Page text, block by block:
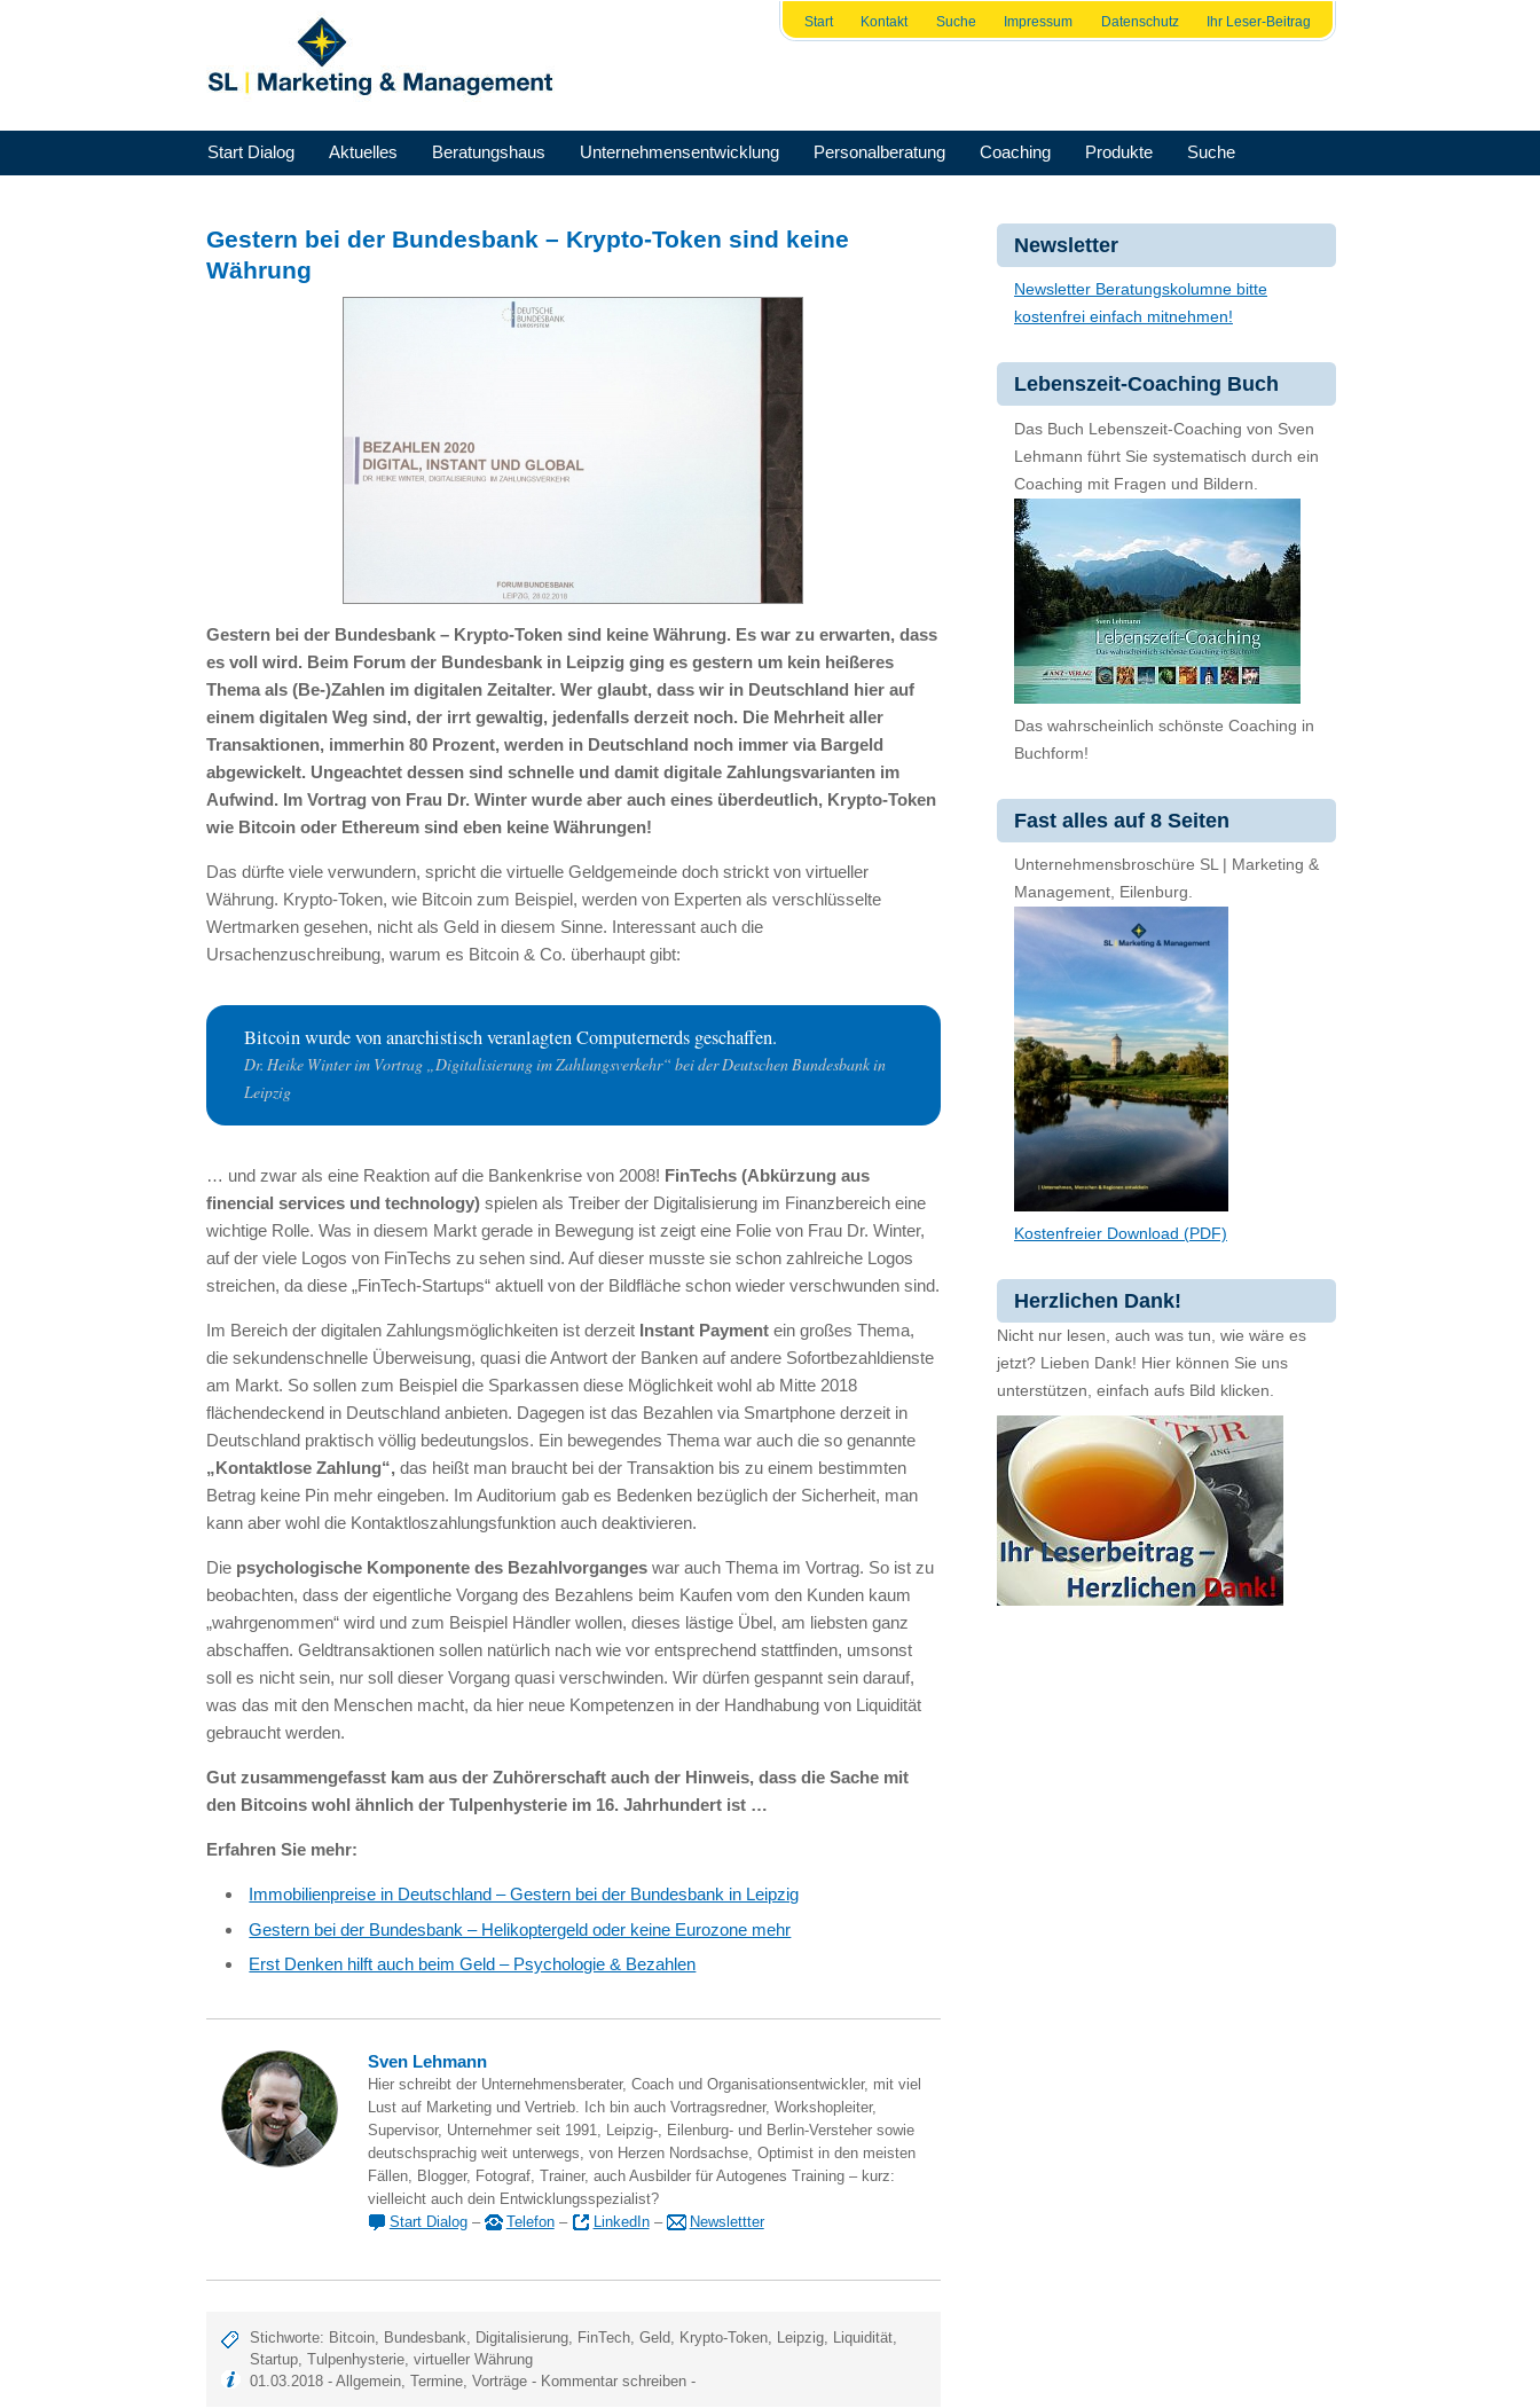
Start Kontakt Suche Impressum Datenschutz Ihr Leser-Beitrag
Start Dialog Aktuelles Beratungshaus Unternehmensentwicklung Personalberatung Coaching Produkte Suche
Gestern bei der Bundesbank – Krypto-Token sind keine
Währung
Gestern bei der Bundesbank – Krypto-Token sind keine Währung. Es war zu erwarten, dass
es voll wird. Beim Forum der Bundesbank in Leipzig ging es gestern um kein heißeres
Thema als (Be-)Zahlen im digitalen Zeitalter. Wer glaubt, dass wir in Deutschland hier auf
einem digitalen Weg sind, der irrt gewaltig, jedenfalls derzeit noch. Die Mehrheit aller
Transaktionen, immerhin 80 Prozent, werden in Deutschland noch immer via Bargeld
abgewickelt. Ungeachtet dessen sind schnelle und damit digitale Zahlungsvarianten im
Aufwind. Im Vortrag von Frau Dr. Winter wurde aber auch eines überdeutlich, Krypto-Token
wie Bitcoin oder Ethereum sind eben keine Währungen!
Das dürfte viele verwundern, spricht die virtuelle Geldgemeinde doch strickt von virtueller
Währung. Krypto-Token, wie Bitcoin zum Beispiel, werden von Experten als verschlüsselte
Wertmarken gesehen, nicht als Geld in diesem Sinne. Interessant auch die
Ursachenzuschreibung, warum es Bitcoin & Co. überhaupt gibt:
Bitcoin wurde von anarchistisch veranlagten Computernerds geschaffen.
Dr. Heike Winter im Vortrag „Digitalisierung im Zahlungsverkehr“ bei der Deutschen Bundesbank in
Leipzig
… und zwar als eine Reaktion auf die Bankenkrise von 2008! FinTechs (Abkürzung aus
finencial services und technology) spielen als Treiber der Digitalisierung im Finanzbereich eine
wichtige Rolle. Was in diesem Markt gerade in Bewegung ist zeigt eine Folie von Frau Dr. Winter,
auf der viele Logos von FinTechs zu sehen sind. Auf dieser musste sie schon zahlreiche Logos
streichen, da diese „FinTech-Startups“ aktuell von der Bildfläche schon wieder verschwunden sind.
Im Bereich der digitalen Zahlungsmöglichkeiten ist derzeit Instant Payment ein großes Thema,
die sekundenschnelle Überweisung, quasi die Antwort der Banken auf andere Sofortbezahldienste
am Markt. So sollen zum Beispiel die Sparkassen diese Möglichkeit wohl ab Mitte 2018
flächendeckend in Deutschland anbieten. Dagegen ist das Bezahlen via Smartphone derzeit in
Deutschland praktisch völlig bedeutungslos. Ein bewegendes Thema war auch die so genannte
„Kontaktlose Zahlung“, das heißt man braucht bei der Transaktion bis zu einem bestimmten
Betrag keine Pin mehr eingeben. Im Auditorium gab es Bedenken bezüglich der Sicherheit, man
kann aber wohl die Kontaktloszahlungsfunktion auch deaktivieren.
Die psychologische Komponente des Bezahlvorganges war auch Thema im Vortrag. So ist zu
beobachten, dass der eigentliche Vorgang des Bezahlens beim Kaufen vom den Kunden kaum
„wahrgenommen“ wird und zum Beispiel Händler wollen, dieses lästige Übel, am liebsten ganz
abschaffen. Geldtransaktionen sollen natürlich nach wie vor entsprechend stattfinden, umsonst
soll es nicht sein, nur soll dieser Vorgang quasi verschwinden. Wir dürfen gespannt sein darauf,
was das mit den Menschen macht, da hier neue Kompetenzen in der Handhabung von Liquidität
gebraucht werden.
Gut zusammengefasst kam aus der Zuhörerschaft auch der Hinweis, dass die Sache mit
den Bitcoins wohl ähnlich der Tulpenhysterie im 16. Jahrhundert ist …
Erfahren Sie mehr:
Immobilienpreise in Deutschland – Gestern bei der Bundesbank in Leipzig
Gestern bei der Bundesbank – Helikoptergeld oder keine Eurozone mehr
Erst Denken hilft auch beim Geld – Psychologie & Bezahlen
Sven Lehmann
Hier schreibt der Unternehmensberater, Coach und Organisationsentwickler, mit viel
Lust auf Marketing und Vertrieb. Ich bin auch Vortragsredner, Workshopleiter,
Supervisor, Unternehmer seit 1991, Leipzig-, Eilenburg- und Berlin-Versteher sowie
deutschsprachig weit unterwegs, von Herzen Nordsachse, Optimist in den meisten
Fällen, Blogger, Fotograf, Trainer, auch Ausbilder für Autogenes Training – kurz:
vielleicht auch dein Entwicklungsspezialist?
Start Dialog– Telefon– LinkedIn– Newslettter
Stichworte: Bitcoin Bundesbank Digitalisierung FinTech ,Geld Krypto-Token Leipzig Liquidität
Startup ,Tulpenhysterie ,virtueller Währung
01.03.2018 -Allgemein ,Termine ,Vorträge - Kommentar schreiben -
Newsletter
Newsletter Beratungskolumne bitte
kostenfrei einfach mitnehmen!
Lebenszeit-Coaching Buch
Das Buch Lebenszeit-Coaching von Sven
Lehmann führt Sie systematisch durch ein
Coaching mit Fragen und Bildern.
Das wahrscheinlich schönste Coaching in
Buchform!
Fast alles auf 8 Seiten
Unternehmensbroschüre SL | Marketing &
Management, Eilenburg.
Kostenfreier Download (PDF)
Herzlichen Dank!
Nicht nur lesen, auch was tun, wie wäre es
jetzt? Lieben Dank! Hier können Sie uns
unterstützen, einfach aufs Bild klicken.